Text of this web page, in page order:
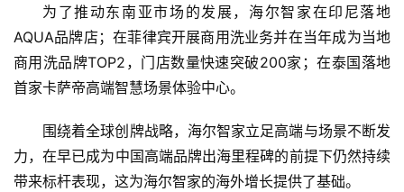
为了推动东南亚市场的发展，海尔智家在印尼落地
AQUA品牌店；在菲律宾开展商用洗业务并在当年成为当地
商用洗品牌TOP2，门店数量快速突破200家；在泰国落地
首家卡萨帝高端智慧场景体验中心。
围绕着全球创牌战略，海尔智家立足高端与场景不断发
力，在早已成为中国高端品牌出海里程碑的前提下仍然持续
带来标杆表现，这为海尔智家的海外增长提供了基础。